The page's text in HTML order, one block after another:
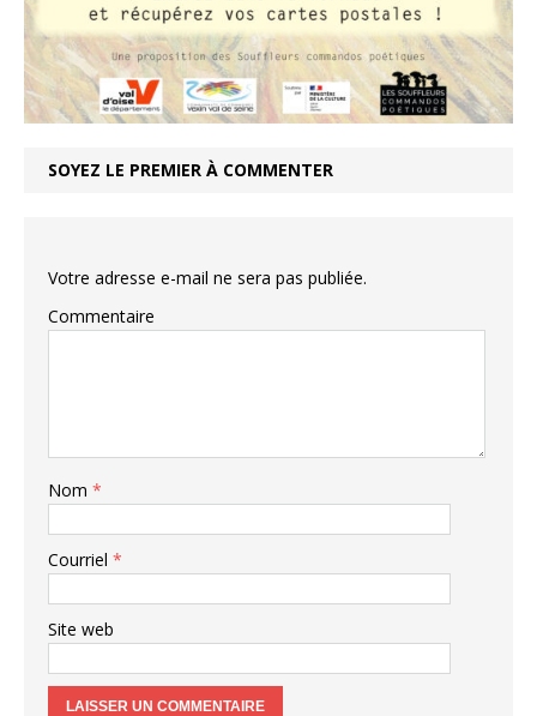
SOYEZ LE PREMIER À COMMENTER
Votre adresse e-mail ne sera pas publiée.
Commentaire
Nom *
Courriel *
Site web